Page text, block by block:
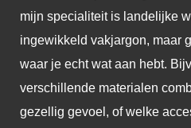
mijn specialiteit is landelijke
ingewikkeld vakjargon, maar
waar je echt wat aan hebt.
verschillende materialen
gezellig gevoel, of welke